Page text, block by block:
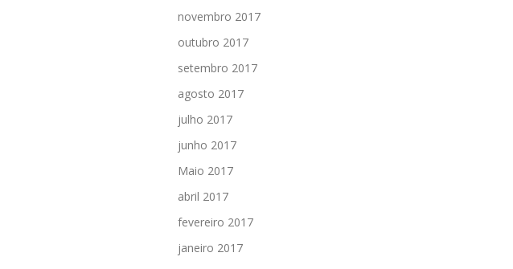
novembro 2017
outubro 2017
setembro 2017
agosto 2017
julho 2017
junho 2017
Maio 2017
abril 2017
fevereiro 2017
janeiro 2017